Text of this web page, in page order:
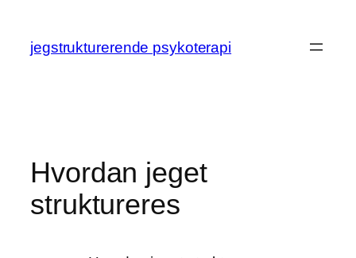
indhold
jegstrukturerende psykoterapi
Hvordan jeget
struktureres